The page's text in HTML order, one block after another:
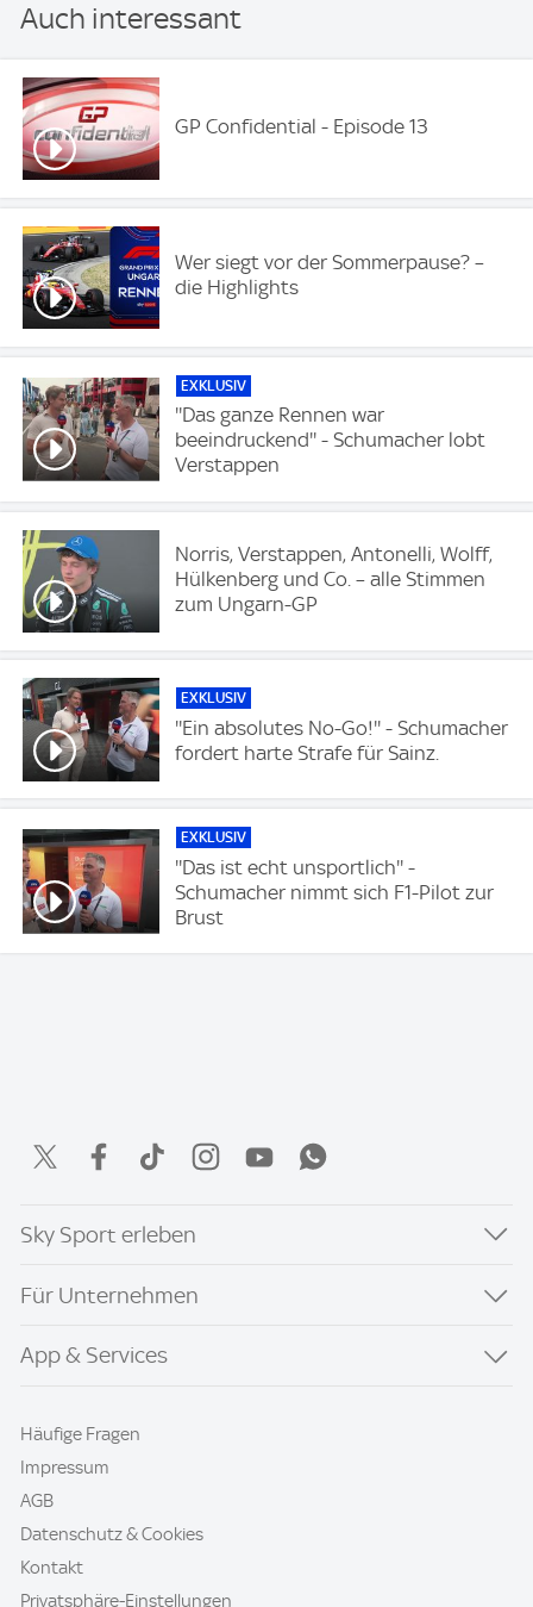
Auch interessant
GP Confidential - Episode 13
Wer siegt vor der Sommerpause? –
die Highlights
EXKLUSIV
''Das ganze Rennen war
beeindruckend'' - Schumacher lobt
Verstappen
Norris, Verstappen, Antonelli, Wolff,
Hülkenberg und Co. – alle Stimmen
zum Ungarn-GP
EXKLUSIV
''Ein absolutes No-Go!'' - Schumacher
fordert harte Strafe für Sainz.
EXKLUSIV
''Das ist echt unsportlich'' -
Schumacher nimmt sich F1-Pilot zur
Brust
Sky Sport erleben
Für Unternehmen
App & Services
Häufige Fragen
Impressum
AGB
Datenschutz & Cookies
Kontakt
Privatsphäre-Einstellungen